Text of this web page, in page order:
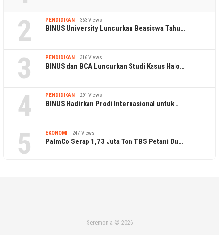
2 PENDIDIKAN 363 Views
BINUS University Luncurkan Beasiswa Tahu…
3 PENDIDIKAN 316 Views
BINUS dan BCA Luncurkan Studi Kasus Halo…
4 PENDIDIKAN 291 Views
BINUS Hadirkan Prodi Internasional untuk…
5 EKONOMI 247 Views
PalmCo Serap 1,73 Juta Ton TBS Petani Du…
Seremonia © 2026